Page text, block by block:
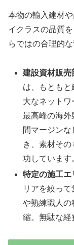
本物の輸入建材
イクラスの品質
らではの合理的
建設資材販売
は、もとも
大なネット
最高峰の海外
間マージン
き、素材そ
功しています
特定の施工エ
リアを絞っ
や熟練職人の
縮。無駄な経